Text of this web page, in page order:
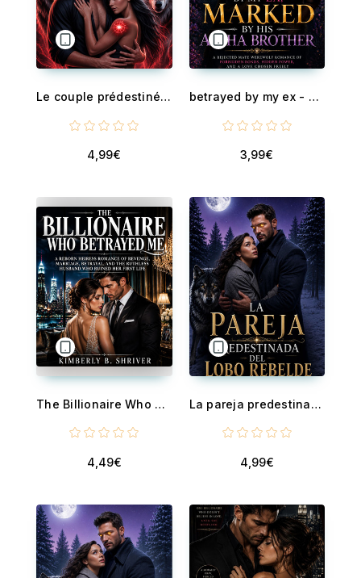
Le couple prédestiné du Loup Rebelle - Un loup rejeté, un destin caché et un amour au-delà du destin
4,99€
betrayed by my ex - marked by his alpha brother
3,99€
The Billionaire Who Betrayed Me - A Reborn Heiress Romance of Revenge, Marriage, Betrayal, and the Ruthless Husband Who Ruined Her First Life
4,49€
La pareja predestinada del Lobo Rebelde - Un lobo rechazado, un destino oculto y un amor más allá del destino
4,99€